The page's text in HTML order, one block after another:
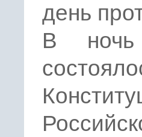
день
В